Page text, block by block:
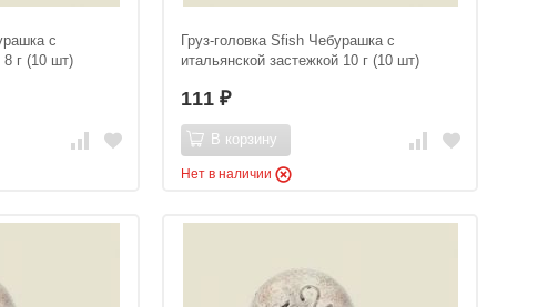
с
8 г (10 шт)
Груз-головка Sfish Чебурашка с
итальянской застежкой 10 г (10 шт)
111 ₽
В корзину
Нет в наличии